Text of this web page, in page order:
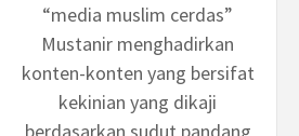
“media muslim cerdas”
Mustanir menghadirkan
konten-konten yang bersifat
kekinian yang dikaji
berdasarkan sudut pandang